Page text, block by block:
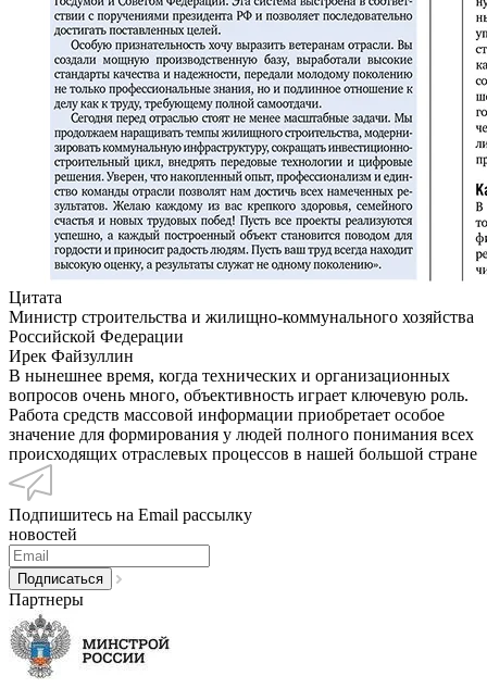
Цитата
Министр строительства и жилищно-коммунального хозяйства
Российской Федерации
Ирек Файзуллин
В нынешнее время, когда технических и организационных
вопросов очень много, объективность играет ключевую роль.
Работа средств массовой информации приобретает особое
значение для формирования у людей полного понимания всех
происходящих отраслевых процессов в нашей большой стране
Подпишитесь на Email рассылку
новостей
Партнеры